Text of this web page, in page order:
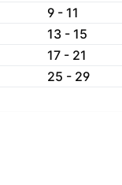
9 - 11
13 - 15
17 - 21
25 - 29